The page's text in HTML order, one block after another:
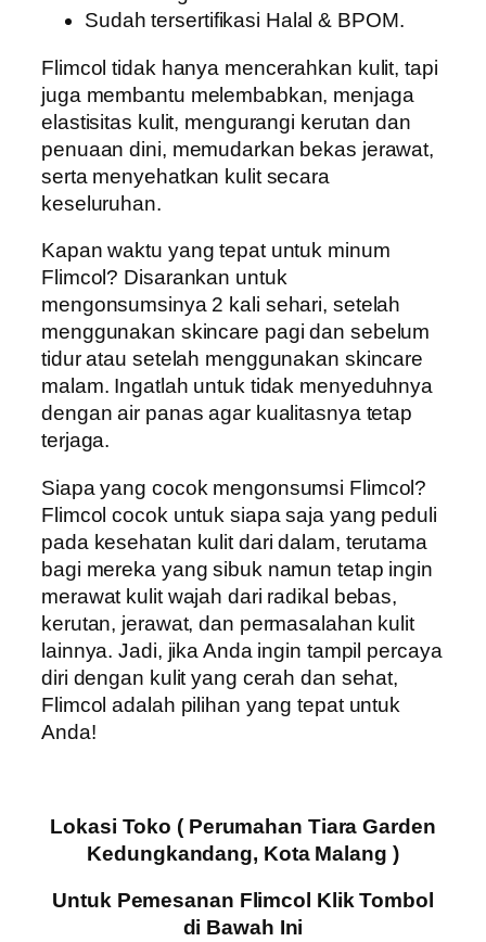
Sudah tersertifikasi Halal & BPOM.
Flimcol tidak hanya mencerahkan kulit, tapi
juga membantu melembabkan, menjaga
elastisitas kulit, mengurangi kerutan dan
penuaan dini, memudarkan bekas jerawat,
serta menyehatkan kulit secara
keseluruhan.
Kapan waktu yang tepat untuk minum
Flimcol? Disarankan untuk
mengonsumsinya 2 kali sehari, setelah
menggunakan skincare pagi dan sebelum
tidur atau setelah menggunakan skincare
malam. Ingatlah untuk tidak menyeduhnya
dengan air panas agar kualitasnya tetap
terjaga.
Siapa yang cocok mengonsumsi Flimcol?
Flimcol cocok untuk siapa saja yang peduli
pada kesehatan kulit dari dalam, terutama
bagi mereka yang sibuk namun tetap ingin
merawat kulit wajah dari radikal bebas,
kerutan, jerawat, dan permasalahan kulit
lainnya. Jadi, jika Anda ingin tampil percaya
diri dengan kulit yang cerah dan sehat,
Flimcol adalah pilihan yang tepat untuk
Anda!
Lokasi Toko ( Perumahan Tiara Garden
Kedungkandang, Kota Malang )
Untuk Pemesanan Flimcol Klik Tombol
di Bawah Ini